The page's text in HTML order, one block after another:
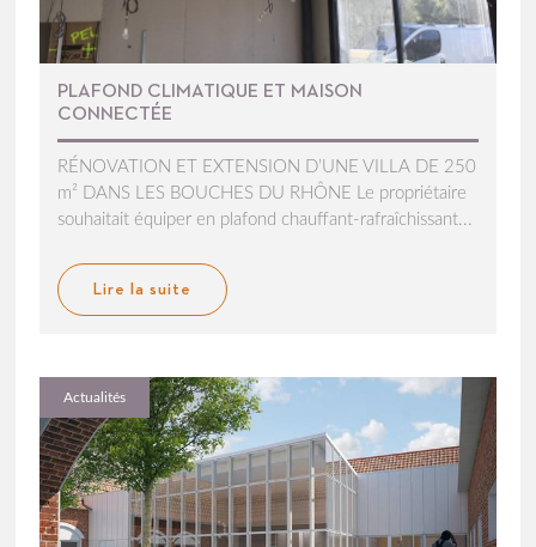
PLAFOND CLIMATIQUE ET MAISON
CONNECTÉE
RÉNOVATION ET EXTENSION D’UNE VILLA DE 250
m² DANS LES BOUCHES DU RHÔNE Le propriétaire
souhaitait équiper en plafond chauffant-rafraîchissant...
Lire la suite
Actualités